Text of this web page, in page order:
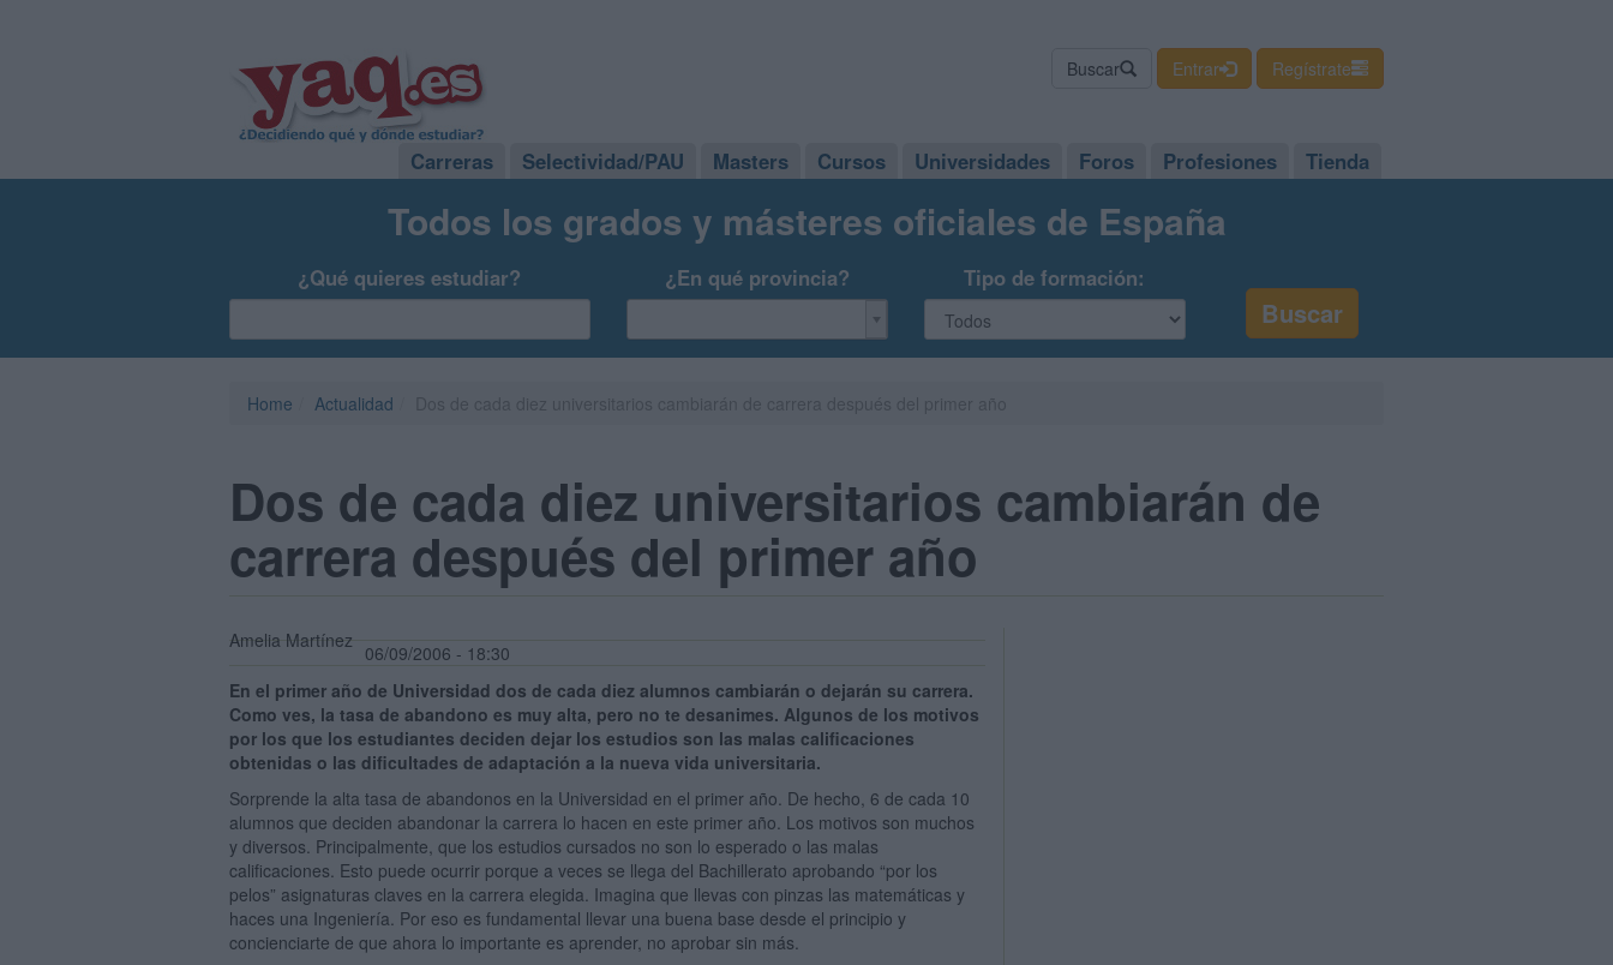
Buscar Entrar Regístrate
Carreras Selectividad/PAU Masters Cursos Universidades Foros Profesiones Tienda
Todos los grados y másteres oficiales de España
¿Qué quieres estudiar? ¿En qué provincia? Tipo de formación:
Home Actualidad
Dos de cada diez universitarios cambiarán de
carrera después del primer año
Amelia Martínez
06/09/2006 - 18:30
En el primer año de Universidad dos de cada diez alumnos cambiarán o dejarán su carrera.
Como ves, la tasa de abandono es muy alta, pero no te desanimes. Algunos de los motivos
por los que los estudiantes deciden dejar los estudios son las malas calificaciones
obtenidas o las dificultades de adaptación a la nueva vida universitaria.
Sorprende la alta tasa de abandonos en la Universidad en el primer año. De hecho, 6 de cada 10
alumnos que deciden abandonar la carrera lo hacen en este primer año. Los motivos son muchos
y diversos. Principalmente, que los estudios cursados no son lo esperado o las malas
calificaciones. Esto puede ocurrir porque a veces se llega del Bachillerato aprobando “por los
pelos” asignaturas claves en la carrera elegida. Imagina que llevas con pinzas las matemáticas y
haces una Ingeniería. Por eso es fundamental llevar una buena base desde el principio y
concienciarte de que ahora lo importante es aprender, no aprobar sin más.